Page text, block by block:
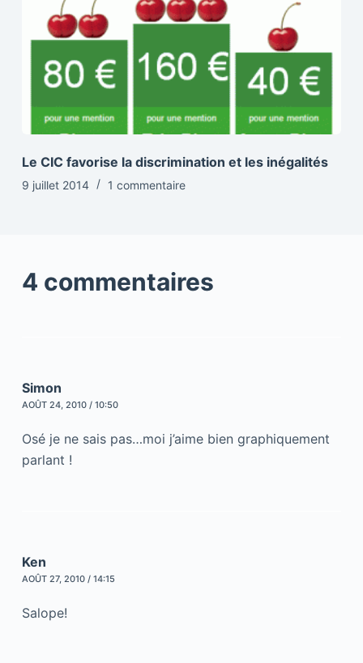
Le CIC favorise la discrimination et les inégalités
9 juillet 2014 1 commentaire
4 commentaires
Simon
AOÛT 24, 2010 / 10:50
Osé je ne sais pas…moi j’aime bien graphiquement
parlant !
Ken
AOÛT 27, 2010 / 14:15
Salope!